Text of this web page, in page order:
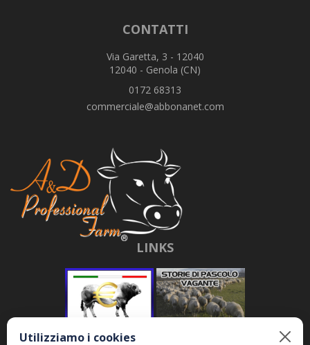
CONTATTI
Via Garetta, 3 - 12040
12040 - Genola (CN)
0172 68313
commerciale@abbonanet.com
LINKS
Utilizziamo i cookies